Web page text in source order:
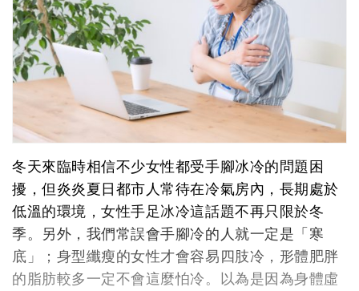
冬天來臨時相信不少女性都受手腳冰冷的問題困
擾，但炎炎夏日都市人常待在冷氣房內，長期處於
低溫的環境，女性手足冰冷這話題不再只限於冬
季。另外，我們常誤會手腳冷的人就一定是「寒
底」；身型纖瘦的女性才會容易四肢冷，形體肥胖
的脂肪較多一定不會這麼怕冷。以為是因為身體虛